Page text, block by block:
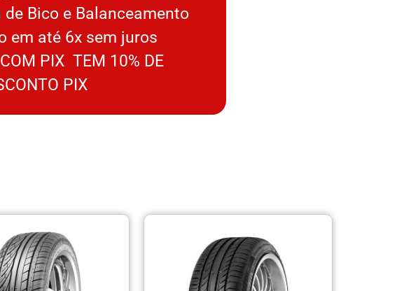
Bico e Balanceamento
em até 6x sem juros
PIX TEM 10% DE
PIX